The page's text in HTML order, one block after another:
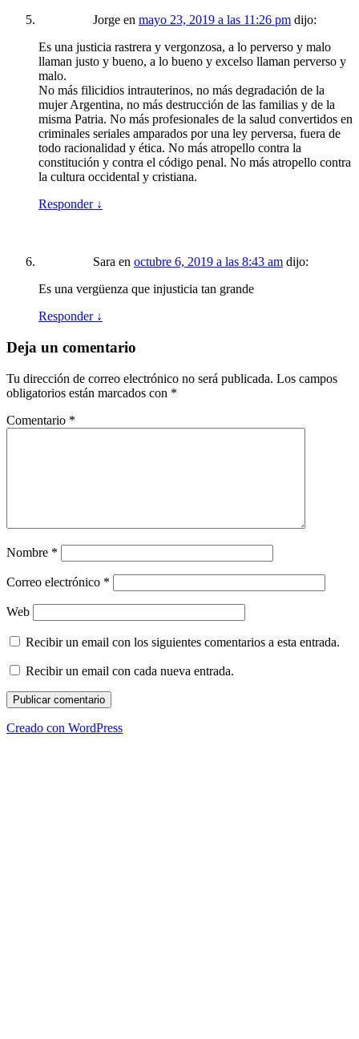
Jorge en mayo 23, 2019 a las 11:26 pm dijo:
Es una justicia rastrera y vergonzosa, a lo perverso y malo
llaman justo y bueno, a lo bueno y excelso llaman perverso y
malo.
No más filicidios intrauterinos, no más degradación de la
mujer Argentina, no más destrucción de las familias y de la
misma Patria. No más profesionales de la salud convertidos en
criminales seriales amparados por una ley perversa, fuera de
todo racionalidad y ética. No más atropello contra la
constitución y contra el código penal. No más atropello contra
la cultura occidental y cristiana.
Responder ↓
Sara en octubre 6, 2019 a las 8:43 am dijo:
Es una vergüenza que injusticia tan grande
Responder ↓
Deja un comentario
Tu dirección de correo electrónico no será publicada. Los campos
obligatorios están marcados con *
Comentario *
Nombre *
Correo electrónico *
Web
Recibir un email con los siguientes comentarios a esta entrada.
Recibir un email con cada nueva entrada.
Creado con WordPress